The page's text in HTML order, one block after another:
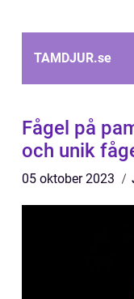
TAMDJUR.se
Fågel på
och unik
05 oktober 2023